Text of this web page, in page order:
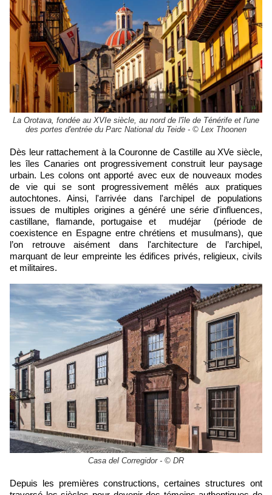
La Orotava, fondée au XVIe siècle, au nord de l'île de Ténérife et l'une
des portes d'entrée du Parc National du Teide - © Lex Thoonen
Dès leur rattachement à la Couronne de Castille au XVe siècle,
les îles Canaries ont progressivement construit leur paysage
urbain. Les colons ont apporté avec eux de nouveaux modes
de vie qui se sont progressivement mêlés aux pratiques
autochtones. Ainsi, l'arrivée dans l'archipel de populations
issues de multiples origines a généré une série d'influences,
castillane, flamande, portugaise et mudéjar (période de
coexistence en Espagne entre chrétiens et musulmans), que
l’on retrouve aisément dans l'architecture de l’archipel,
marquant de leur empreinte les édifices privés, religieux, civils
et militaires.
Casa del Corregidor - © DR
Depuis les premières constructions, certaines structures ont